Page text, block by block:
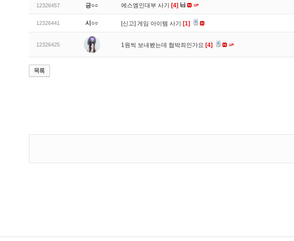
12326457 긍○○ 에스엠인대부 사기 [4]
12326441 시○○ [신고] 게임 아이템 사기 [1]
12326425 1원씩 보내봤는데 협박죄인가요 [4]